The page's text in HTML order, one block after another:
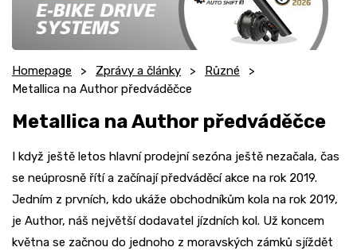
Homepage Zprávy a články
Různé
Metallica na Author předváděčce
Metallica na Author předváděčce
I když ještě letos hlavní prodejní sezóna ještě nezačala, čas
se neúprosně řítí a začínají předváděcí akce na rok 2019.
Jedním z prvních, kdo ukáže obchodníkům kola na rok 2019,
je Author, náš největší dodavatel jízdních kol. Už koncem
května se začnou do jednoho z moravských zámků sjíždět